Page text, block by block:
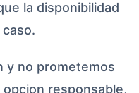
la disponibilidad
y no prometemos
responsable,